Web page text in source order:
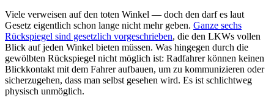
Viele verweisen auf den toten Winkel — doch den darf es laut
Gesetz eigentlich schon lange nicht mehr geben. Ganze sechs
Rückspiegel sind gesetzlich vorgeschrieben, die den LKWs vollen
Blick auf jeden Winkel bieten müssen. Was hingegen durch die
gewölbten Rückspiegel nicht möglich ist: Radfahrer können keinen
Blickkontakt mit dem Fahrer aufbauen, um zu kommunizieren oder
sicherzugehen, dass man selbst gesehen wird. Es ist schlichtweg
physisch unmöglich.